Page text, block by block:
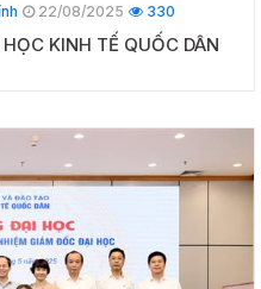
22/08/2025 330
KINH TẾ QUỐC DÂN